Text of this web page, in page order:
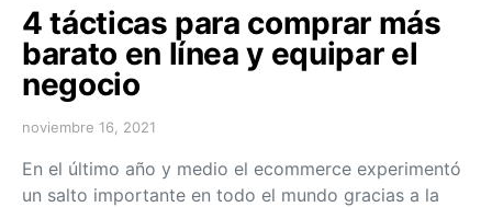
4 tácticas para comprar más
barato en línea y equipar el
negocio
noviembre 16, 2021
En el último año y medio el ecommerce experimentó
un salto importante en todo el mundo gracias a la